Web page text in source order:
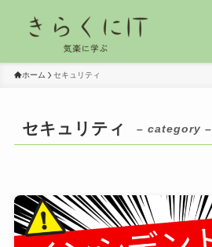
ホーム セキュリティ
セキュリティ – category –